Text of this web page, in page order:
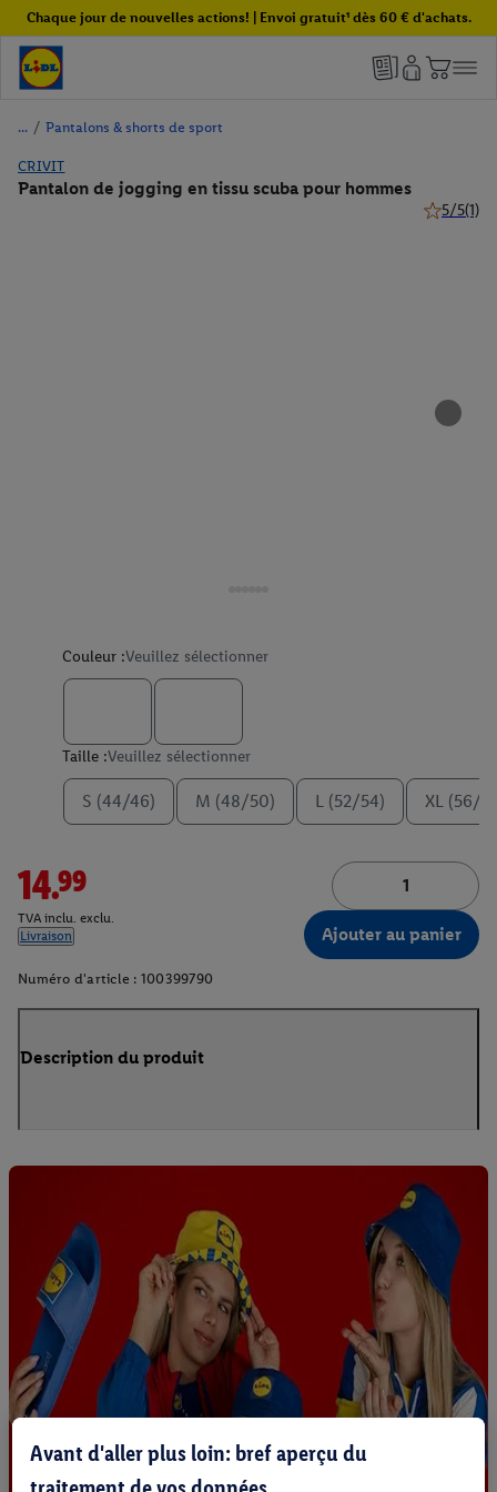
Chaque jour de nouvelles actions! | Envoi gratuit¹ dès 60 € d'achats.
/ Pantalons & shorts de sport
CRIVIT
Pantalon de jogging en tissu scuba pour hommes
5/5(1)
Couleur :Veuillez sélectionner
Taille :Veuillez sélectionner
S (44/46) M (48/50) L (52/54) XL (56/
14.99
TVA inclu. exclu.
Livraison
Ajouter au panier
Numéro d'article : 100399790
Description du produit
Avant d'aller plus loin: bref aperçu du